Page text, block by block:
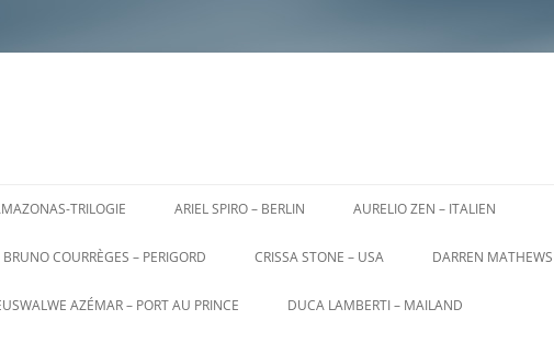
TRILOGIE ARIEL SPIRO – BERLIN AURELIO ZEN – ITALIEN
BRUNO COURRÈGES – PERIGORD CRISSA STONE – USA DARREN
AZÉMAR – PORT AU PRINCE DUCA LAMBERTI – MAILAND